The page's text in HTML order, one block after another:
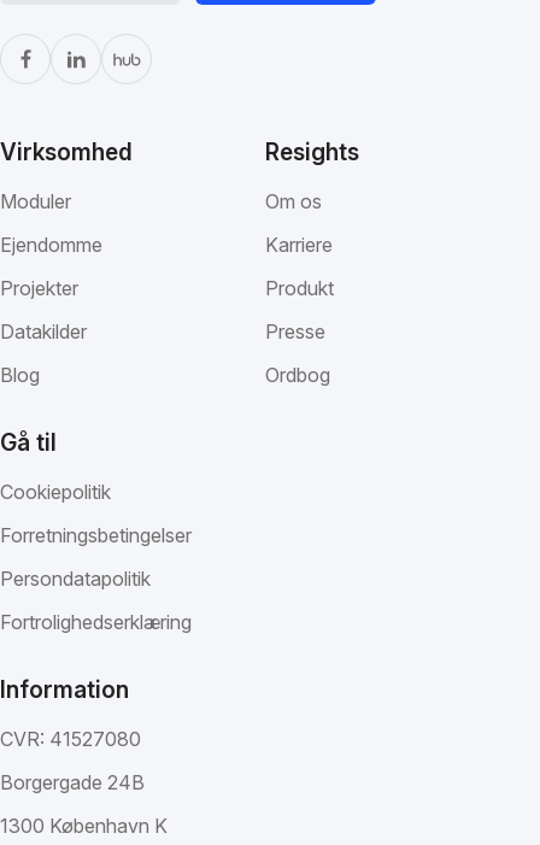
Virksomhed
Moduler
Ejendomme
Projekter
Datakilder
Blog
Resights
Om os
Karriere
Produkt
Presse
Ordbog
Gå til
Cookiepolitik
Forretningsbetingelser
Persondatapolitik
Fortrolighedserklæring
Information
CVR: 41527080
Borgergade 24B
1300 København K